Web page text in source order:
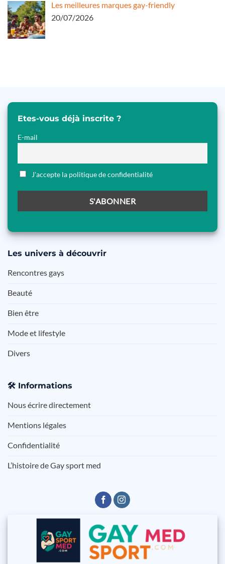
Les meilleures marques gay-friendly
20/07/2026
Etes-vous déjà inscrite ?
E-mail
J'accepte la politique de confidentialité
Les univers à découvrir
Rencontres gays
Beauté
Bien être
Mode et lifestyle
Divers
🛠️ Informations
Nous écrire directement
Mentions légales
Confidentialité
L’histoire de Gay sport med